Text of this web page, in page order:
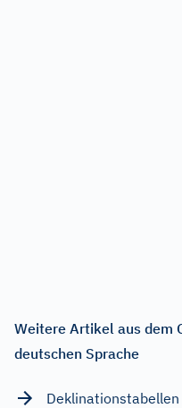
Weitere Artikel aus dem
deutschen Sprache
Deklinationstabellen